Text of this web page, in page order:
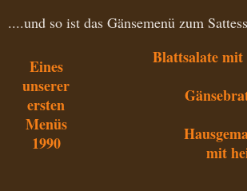
....und so ist das Gänsemenü zum
Eines
unserer
ersten
Menüs
1990
Blattsalate mit
mit